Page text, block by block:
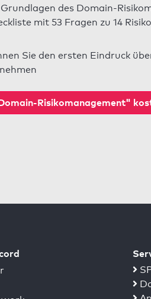
des Domain-
mit 53 Fragen zu 14
Sie den ersten Eindruck
Risikomanagement"